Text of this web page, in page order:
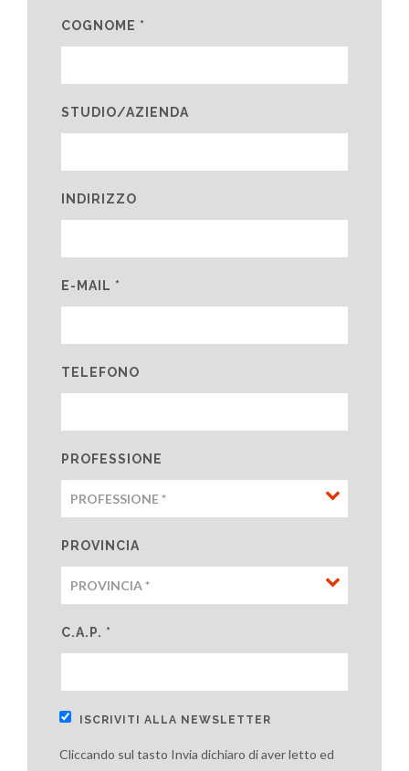
COGNOME *
STUDIO/AZIENDA
INDIRIZZO
E-MAIL *
TELEFONO
PROFESSIONE
PROVINCIA
C.A.P. *
ISCRIVITI ALLA NEWSLETTER
Cliccando sul tasto Invia dichiaro di aver letto ed